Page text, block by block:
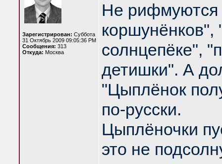
Зарегистрирован: Суббота
31 Октябрь 2009 09:05:36 PM
Сообщения: 313
Откуда: Москва
Не рифмуются
коршунёнков",
солнцепёке",
детишки". А
"Цыплёнок
по-русски.
Цыплёночки
это не